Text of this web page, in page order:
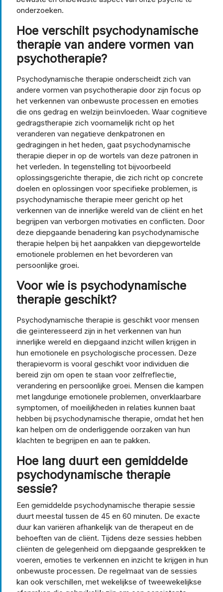
onderzoeken.
Hoe verschilt psychodynamische
therapie van andere vormen van
psychotherapie?
Psychodynamische therapie onderscheidt zich van
andere vormen van psychotherapie door zijn focus op
het verkennen van onbewuste processen en emoties
die ons gedrag en welzijn beïnvloeden. Waar cognitieve
gedragstherapie zich voornamelijk richt op het
veranderen van negatieve denkpatronen en
gedragingen in het heden, gaat psychodynamische
therapie dieper in op de wortels van deze patronen in
het verleden. In tegenstelling tot bijvoorbeeld
oplossingsgerichte therapie, die zich richt op concrete
doelen en oplossingen voor specifieke problemen, is
psychodynamische therapie meer gericht op het
verkennen van de innerlijke wereld van de cliënt en het
begrijpen van verborgen motivaties en conflicten. Door
deze diepgaande benadering kan psychodynamische
therapie helpen bij het aanpakken van diepgewortelde
emotionele problemen en het bevorderen van
persoonlijke groei.
Voor wie is psychodynamische
therapie geschikt?
Psychodynamische therapie is geschikt voor mensen
die geïnteresseerd zijn in het verkennen van hun
innerlijke wereld en diepgaand inzicht willen krijgen in
hun emotionele en psychologische processen. Deze
therapievorm is vooral geschikt voor individuen die
bereid zijn om open te staan voor zelfreflectie,
verandering en persoonlijke groei. Mensen die kampen
met langdurige emotionele problemen, onverklaarbare
symptomen, of moeilijkheden in relaties kunnen baat
hebben bij psychodynamische therapie, omdat het hen
kan helpen om de onderliggende oorzaken van hun
klachten te begrijpen en aan te pakken.
Hoe lang duurt een gemiddelde
psychodynamische therapie
sessie?
Een gemiddelde psychodynamische therapie sessie
duurt meestal tussen de 45 en 60 minuten. De exacte
duur kan variëren afhankelijk van de therapeut en de
behoeften van de cliënt. Tijdens deze sessies hebben
cliënten de gelegenheid om diepgaande gesprekken te
voeren, emoties te verkennen en inzicht te krijgen in hun
onbewuste processen. De regelmaat van de sessies
kan ook verschillen, met wekelijkse of tweewekelijkse